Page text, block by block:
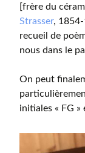
[frère du
Strasser,
recueil de
nous dans le
On peut
initiales « FG